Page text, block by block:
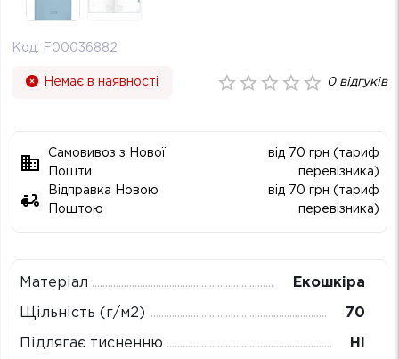
Код: F00036882
Немає в наявності 0відгуків
Самовивоз з Нової
Пошти
від 70 грн (тариф
перевізника)
Відправка Новою
Поштою
від 70 грн (тариф
перевізника)
Матеріал Екошкіра
Щільність (г/м2) 70
Підлягає тисненню Ні